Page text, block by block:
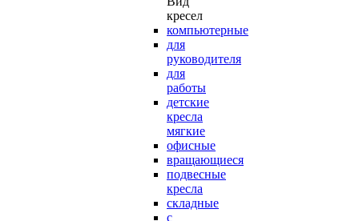
кресел
компьютерные
для
руководителя
для
работы
детские
кресла
мягкие
офисные
вращающиеся
подвесные
кресла
складные
с